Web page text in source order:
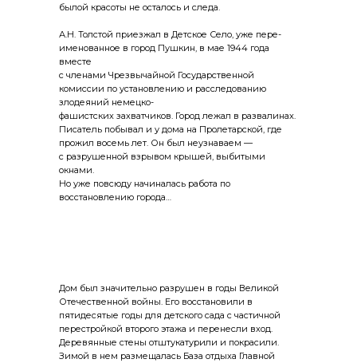
былой красоты не осталось и следа.
А.Н. Толстой приезжал в Детское Село, уже пере­
именованное в город Пушкин, в мае 1944 года
вместе
с членами Чрезвычайной Государственной
комиссии по установлению и расследованию
злодеяний немецко-
фа­шистских захватчиков. Город лежал в развалинах.
Пи­сатель побывал и у дома на Пролетарской, где
прожил восемь лет. Он был неузнаваем —
с разрушенной взры­вом крышей, выбитыми
окнами.
Но уже повсюду начи­налась работа по
восстановлению города…
Дом был значительно разрушен в годы Великой
Отечественной войны. Его восстановили в
пятидесятые годы для детского сада с частичной
перестройкой второго этажа и перенесли вход.
Деревянные стены отштукатурили и покрасили.
Зимой в нем размещалась База отдыха Главной